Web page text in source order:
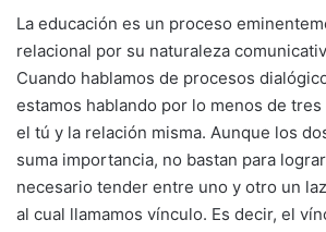
La educación es un proceso
relacional por su naturaleza
Cuando hablamos de procesos
estamos hablando por lo menos de
el tú y la relación misma. Aunque los
suma importancia, no bastan para
necesario tender entre uno y otro un
al cual llamamos vínculo. Es decir, el